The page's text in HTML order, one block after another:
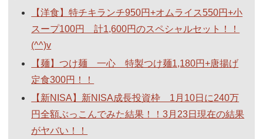
【洋食】特チキランチ950円+オムライス550円+小
スープ100円 計1,600円のスペシャルセット！！
(^^)v
【麺】つけ麺 一心 特製つけ麺1,180円+唐揚げ
定食300円！！
【新NISA】新NISA成長投資枠 1月10日に240万
円全額ぶっこんでみた結果！！3月23日現在の結果
がヤバい！！